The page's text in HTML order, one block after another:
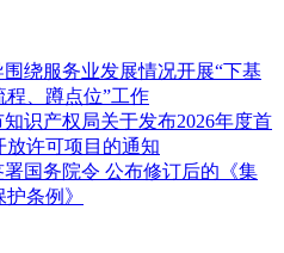
围绕服务业发展情况开展“下基
程、蹲点位”工作
识产权局关于发布2026年度首
许可项目的通知
署国务院令 公布修订后的《集
条例》